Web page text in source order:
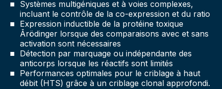
Systèmes multigéniques et à voies complexes,
incluant le contrôle de la co-expression et du ratio
Expression inductible de la protéine toxique
Ārödinger lorsque des comparaisons avec et sans
activation sont nécessaires
Détection par marquage ou indépendante des
anticorps lorsque les réactifs sont limités
Performances optimales pour le criblage à haut
débit (HTS) grâce à un criblage clonal approfondi.